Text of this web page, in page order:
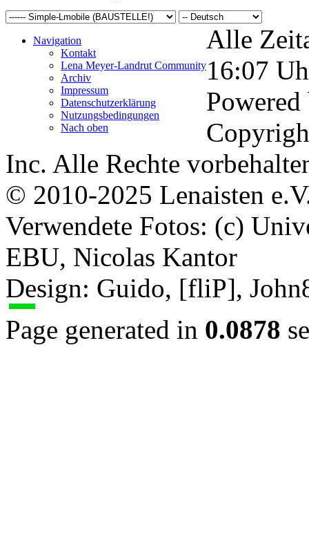
Navigation
Kontakt
Lena Meyer-Landrut Community
Archiv
Impressum
Datenschutzerklärung
Nutzungsbedingungen
Nach oben
Alle
16:07
Inc. Alle Rechte
© 2010-2025 Lenaisten
Verwendete Fotos: (c)
EBU, Nicolas Kantor
Design: Guido, [fliP],
Page generated in 0.0878